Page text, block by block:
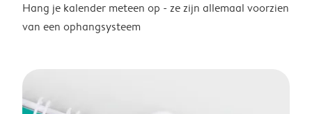
Hang je kalender meteen op - ze zijn allemaal voorzien
van een ophangsysteem